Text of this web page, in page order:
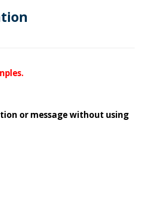
or message without using